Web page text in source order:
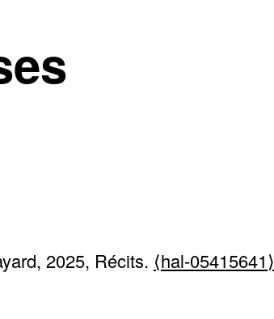
2025, Récits. ⟨hal-05415641⟩